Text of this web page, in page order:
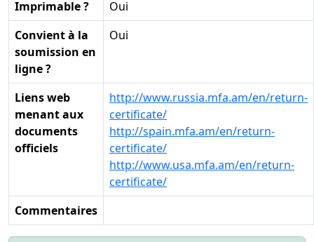
Imprimable ?
Oui
Convient à la
soumission en
ligne ?
Oui
Liens web
menant aux
documents
officiels
http://www.russia.mfa.am/en/return-
certificate/
http://spain.mfa.am/en/return-
certificate/
http://www.usa.mfa.am/en/return-
certificate/
Commentaires